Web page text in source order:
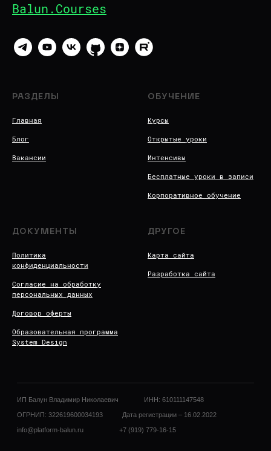
Balun.Courses
РАЗДЕЛЫ
Главная
Блог
Вакансии
ОБУЧЕНИЕ
Курсы
Открытые уроки
Интенсивы
Бесплатные уроки в записи
Корпоративное обучение
ДОКУМЕНТЫ
Политика
конфиденциальности
Согласие на обработку
персональных данных
Договор оферты
Образовательная программа
System Design
ДРУГОЕ
Карта сайта
Разработка сайта